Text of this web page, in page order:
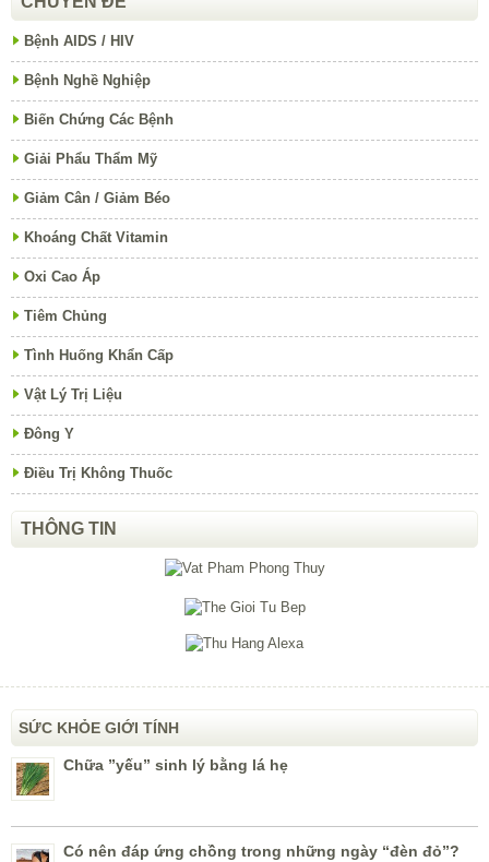
Bệnh AIDS / HIV
Bệnh Nghề Nghiệp
Biến Chứng Các Bệnh
Giải Phẩu Thẩm Mỹ
Giảm Cân / Giảm Béo
Khoáng Chất Vitamin
Oxi Cao Áp
Tiêm Chủng
Tình Huống Khẩn Cấp
Vật Lý Trị Liệu
Đông Y
Điều Trị Không Thuốc
THÔNG TIN
SỨC KHỎE GIỚI TÍNH
Chữa ”yếu” sinh lý bằng lá hẹ
Có nên đáp ứng chồng trong những ngày “đèn đỏ”?